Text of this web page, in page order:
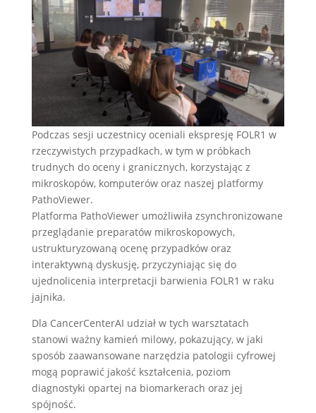
Podczas sesji uczestnicy oceniali ekspresję FOLR1 w
rzeczywistych przypadkach, w tym w próbkach
trudnych do oceny i granicznych, korzystając z
mikroskopów, komputerów oraz naszej platformy
PathoViewer.
Platforma PathoViewer umożliwiła zsynchronizowane
przeglądanie preparatów mikroskopowych,
ustrukturyzowaną ocenę przypadków oraz
interaktywną dyskusję, przyczyniając się do
ujednolicenia interpretacji barwienia FOLR1 w raku
jajnika.
Dla CancerCenterAI udział w tych warsztatach
stanowi ważny kamień milowy, pokazujący, w jaki
sposób zaawansowane narzędzia patologii cyfrowej
mogą poprawić jakość kształcenia, poziom
diagnostyki opartej na biomarkerach oraz jej
spójność.